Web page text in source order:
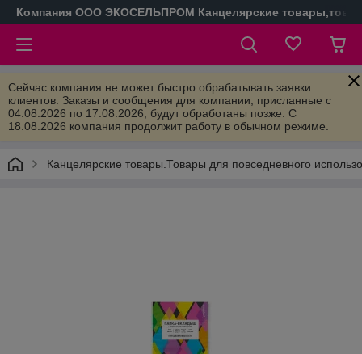
Компания ООО ЭКОСЕЛЬПРОМ Канцелярские
Сейчас компания не может быстро обрабатывать заявки
клиентов. Заказы и сообщения для компании, присланные с
04.08.2026 по 17.08.2026, будут обработаны позже. С
18.08.2026 компания продолжит работу в обычном режиме.
Канцелярские товары.Товары для повседневного